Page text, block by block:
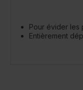
Pour évider les
Entièrement